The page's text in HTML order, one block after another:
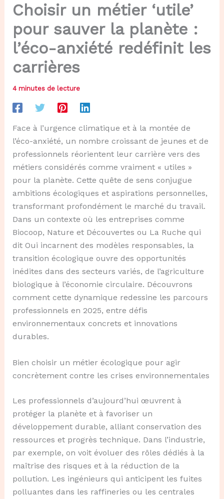
Choisir un métier ‘utile’
pour sauver la planète :
l’éco-anxiété redéfinit les
carrières
4 minutes de lecture
Face à l’urgence climatique et à la montée de
l’éco-anxiété, un nombre croissant de jeunes et de
professionnels réorientent leur carrière vers des
métiers considérés comme vraiment « utiles »
pour la planète. Cette quête de sens conjugue
ambitions écologiques et aspirations personnelles,
transformant profondément le marché du travail.
Dans un contexte où les entreprises comme
Biocoop, Nature et Découvertes ou La Ruche qui
dit Oui incarnent des modèles responsables, la
transition écologique ouvre des opportunités
inédites dans des secteurs variés, de l’agriculture
biologique à l’économie circulaire. Découvrons
comment cette dynamique redessine les parcours
professionnels en 2025, entre défis
environnementaux concrets et innovations
durables.
Bien choisir un métier écologique pour agir
concrètement contre les crises environnementales
Les professionnels d’aujourd’hui œuvrent à
protéger la planète et à favoriser un
développement durable, alliant conservation des
ressources et progrès technique. Dans l’industrie,
par exemple, on voit évoluer des rôles dédiés à la
maîtrise des risques et à la réduction de la
pollution. Les ingénieurs qui anticipent les fuites
polluantes dans les raffineries ou les centrales